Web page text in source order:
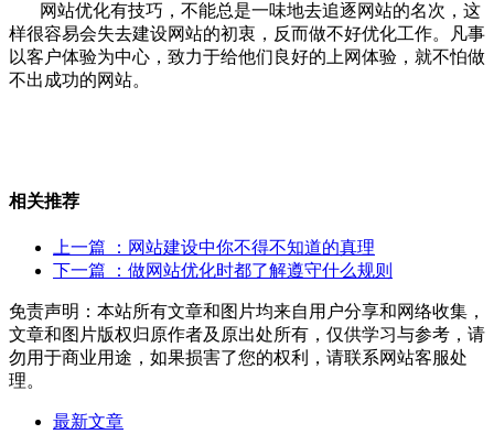
网站优化有技巧，不能总是一味地去追逐网站的名次，这
样很容易会失去建设网站的初衷，反而做不好优化工作。凡事
以客户体验为中心，致力于给他们良好的上网体验，就不怕做
不出成功的网站。
相关推荐
上一篇
：网站建设中你不得不知道的真理
下一篇
：做网站优化时都了解遵守什么规则
免责声明：本站所有文章和图片均来自用户分享和网络收集，
文章和图片版权归原作者及原出处所有，仅供学习与参考，请
勿用于商业用途，如果损害了您的权利，请联系网站客服处
理。
最新文章